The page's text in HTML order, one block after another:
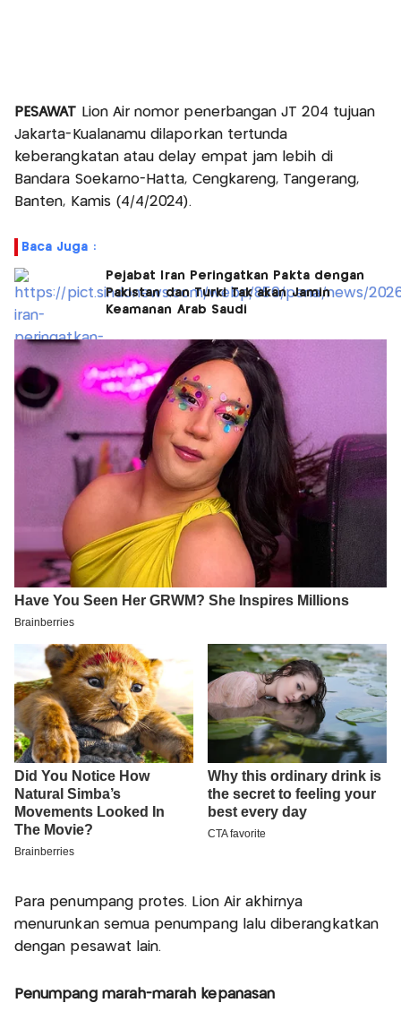
PESAWAT Lion Air nomor penerbangan JT 204 tujuan
Jakarta-Kualanamu dilaporkan tertunda
keberangkatan atau delay empat jam lebih di
Bandara Soekarno-Hatta, Cengkareng, Tangerang,
Banten, Kamis (4/4/2024).
Baca Juga :
Pejabat Iran Peringatkan Pakta dengan
Pakistan dan Turki Tak akan Jamin
Keamanan Arab Saudi
Para penumpang protes. Lion Air akhirnya
menurunkan semua penumpang lalu diberangkatkan
dengan pesawat lain.
Penumpang marah-marah kepanasan